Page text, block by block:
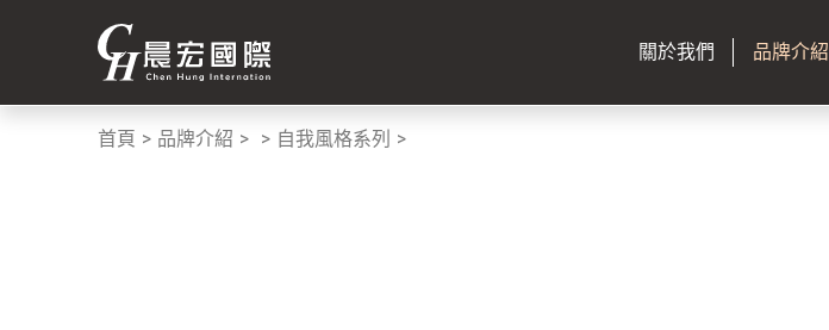
關於我們 品牌介紹
首頁 品牌介紹 自我風格系列